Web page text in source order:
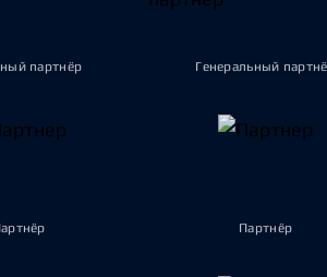
партнёр Генеральный
Партнёр